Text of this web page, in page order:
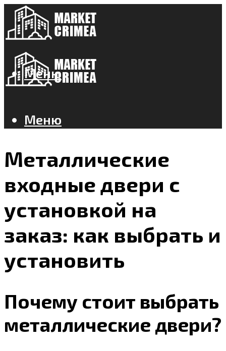
Меню
Меню
Металлические
входные двери с
установкой на
заказ: как выбрать и
установить
Почему стоит выбрать
металлические двери?